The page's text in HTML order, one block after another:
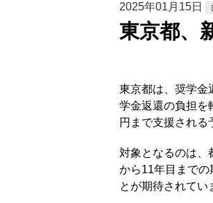
2025年01 月 15日
東京都、
東京都は、奨学金
学金返還の負担を
円まで支援される
対象となるのは、
から11年目まで
とが期待されてい